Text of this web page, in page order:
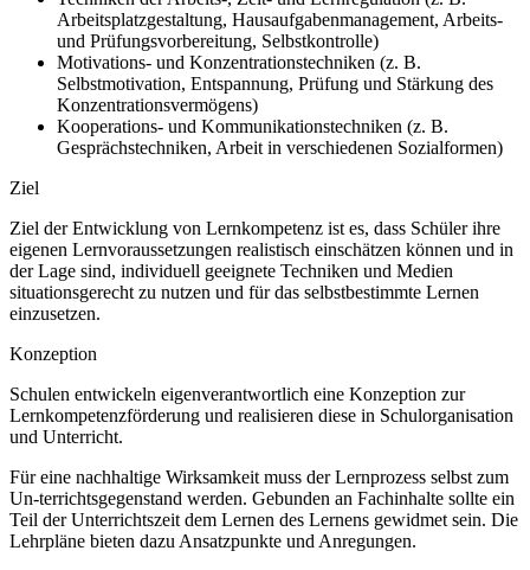
Arbeitsplatzgestaltung, Hausaufgabenmanagement, Arbeits-
und Prüfungsvorbereitung, Selbstkontrolle)
Motivations- und Konzentrationstechniken (z. B.
Selbstmotivation, Entspannung, Prüfung und Stärkung des
Konzentrationsvermögens)
Kooperations- und Kommunikationstechniken (z. B.
Gesprächstechniken, Arbeit in verschiedenen Sozialformen)
Ziel
Ziel der Entwicklung von Lernkompetenz ist es, dass Schüler ihre
eigenen Lernvoraussetzungen realistisch einschätzen können und in
der Lage sind, individuell geeignete Techniken und Medien
situationsgerecht zu nutzen und für das selbstbestimmte Lernen
einzusetzen.
Konzeption
Schulen entwickeln eigenverantwortlich eine Konzeption zur
Lernkompetenzförderung und realisieren diese in Schulorganisation
und Unterricht.
Für eine nachhaltige Wirksamkeit muss der Lernprozess selbst zum
Un-terrichtsgegenstand werden. Gebunden an Fachinhalte sollte ein
Teil der Unterrichtszeit dem Lernen des Lernens gewidmet sein. Die
Lehrpläne bieten dazu Ansatzpunkte und Anregungen.